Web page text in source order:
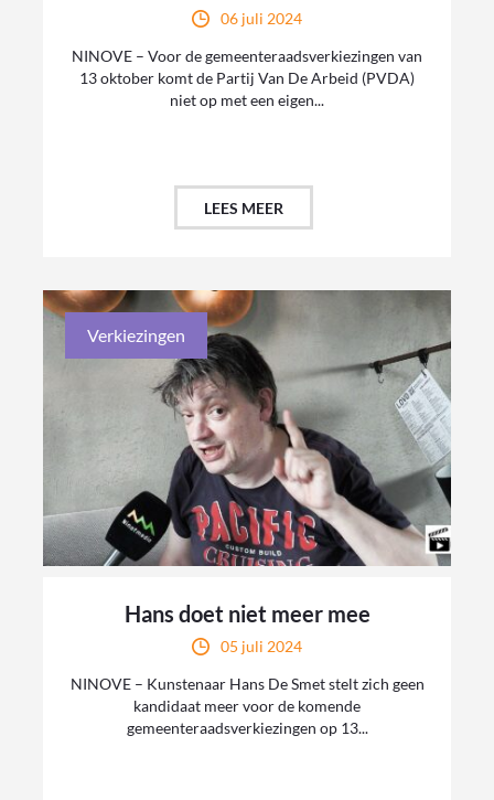
06 juli 2024
NINOVE – Voor de gemeenteraadsverkiezingen van
13 oktober komt de Partij Van De Arbeid (PVDA)
niet op met een eigen...
LEES MEER
Verkiezingen
Hans doet niet meer mee
05 juli 2024
NINOVE – Kunstenaar Hans De Smet stelt zich geen
kandidaat meer voor de komende
gemeenteraadsverkiezingen op 13...